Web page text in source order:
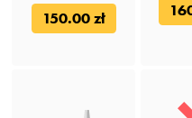
150.00 zł